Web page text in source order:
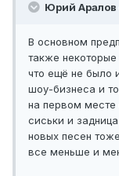
Юрий Аралов
В основном
также
что ещё не было
шоу-бизнеса и
на первом
сиськи и
новых песен
все меньше и